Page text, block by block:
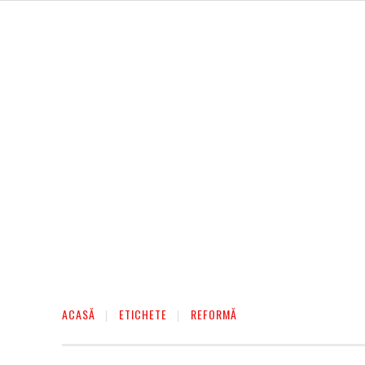
ACASĂ ETICHETE REFORMĂ